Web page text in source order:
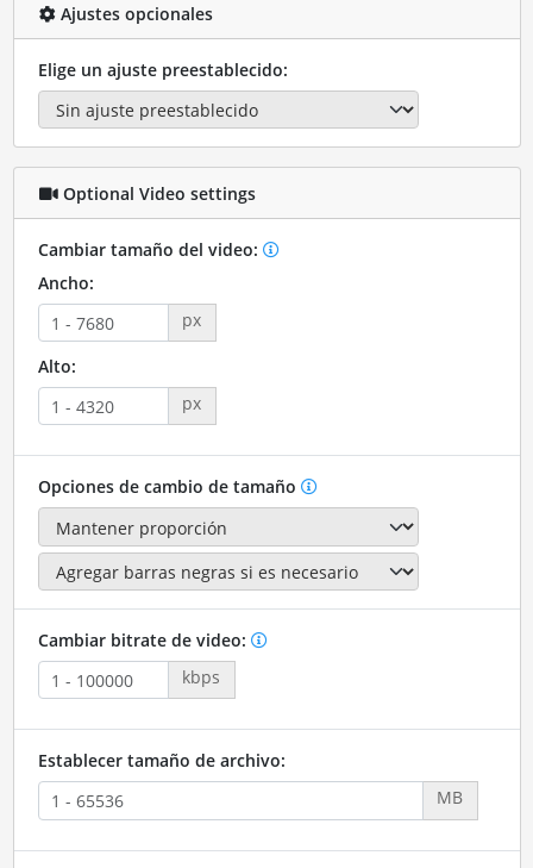
Ajustes opcionales
Elige un ajuste preestablecido:
Optional Video settings
Cambiar tamaño del video:
Ancho:
px
Alto:
px
Opciones de cambio de tamaño
Cambiar bitrate de video:
kbps
Establecer tamaño de archivo:
MB